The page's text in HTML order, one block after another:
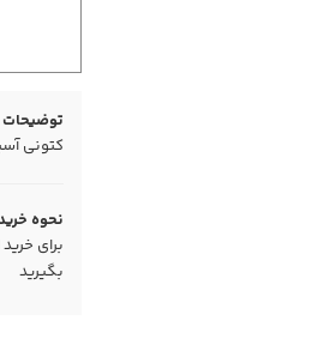
توضیحات
کتونی آسیکس ژل لایت
نحوه
برای
بگیرید